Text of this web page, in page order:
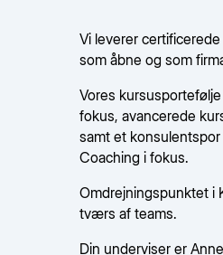
Vi leverer
som åbne og som
Vores
fokus, avancerede
samt et
Coaching i fokus.
Omdrejningspunktet i
tværs af teams.
Din underviser er